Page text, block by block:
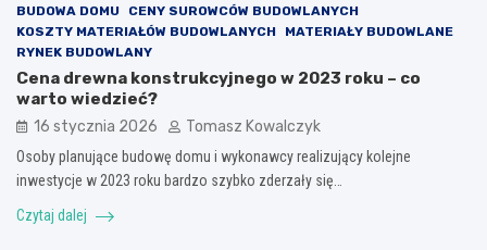
BUDOWA DOMU
CENY SUROWCÓW BUDOWLANYCH
KOSZTY MATERIAŁÓW BUDOWLANYCH
MATERIAŁY BUDOWLANE
RYNEK BUDOWLANY
Cena drewna konstrukcyjnego w 2023 roku – co
warto wiedzieć?
16 stycznia 2026 Tomasz Kowalczyk
Osoby planujące budowę domu i wykonawcy realizujący kolejne
inwestycje w 2023 roku bardzo szybko zderzały się…
Czytaj dalej